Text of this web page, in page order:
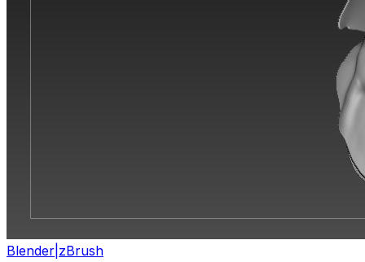
Blender|zBrush